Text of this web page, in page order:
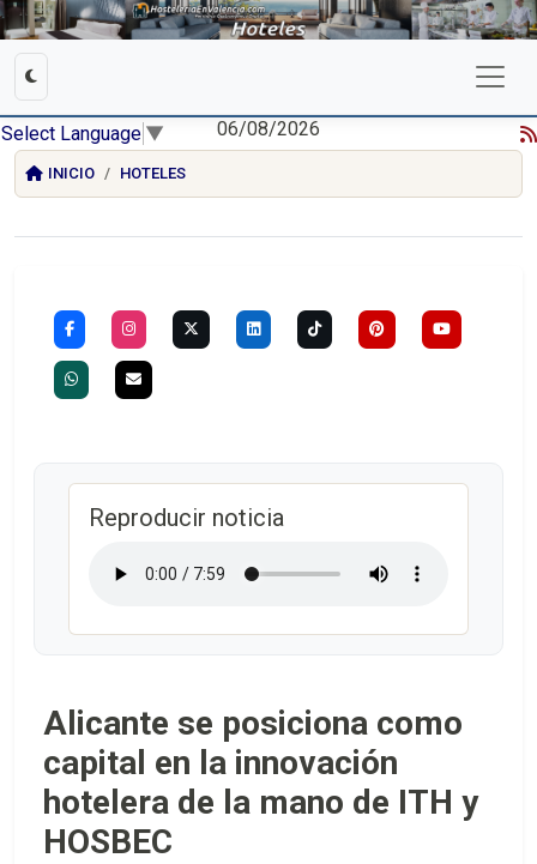
Select Language ▼ 06/08/2026
INICIO HOTELES
Reproducir noticia
Alicante se posiciona como
capital en la innovación
hotelera de la mano de ITH y
HOSBEC